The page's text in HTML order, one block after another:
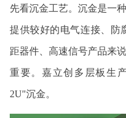
先看沉金工艺。沉金是一
提供较好的电气连接、防
距器件、高速信号产品来
重要。嘉立创多层板生
2U"沉金。